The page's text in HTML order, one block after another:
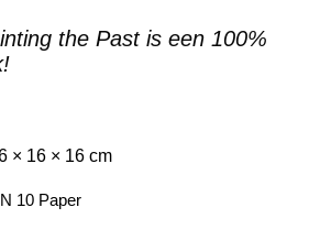
the Past is een 100%
× 16 × 16 cm
10 Paper